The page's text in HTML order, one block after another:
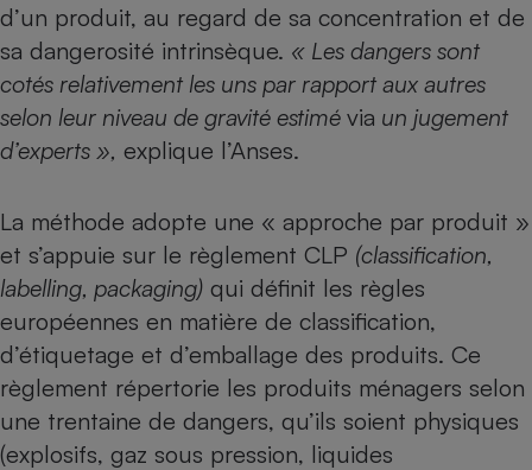
d’un produit, au regard de sa concentration et de
sa dangerosité intrinsèque. « Les dangers sont
cotés relativement les uns par rapport aux autres
selon leur niveau de gravité estimé via un jugement
d’experts », explique l’Anses.
La méthode adopte une « approche par produit »
et s’appuie sur le règlement CLP (classification,
labelling, packaging) qui définit les règles
européennes en matière de classification,
d’étiquetage et d’emballage des produits. Ce
règlement répertorie les produits ménagers selon
une trentaine de dangers, qu’ils soient physiques
(explosifs, gaz sous pression, liquides